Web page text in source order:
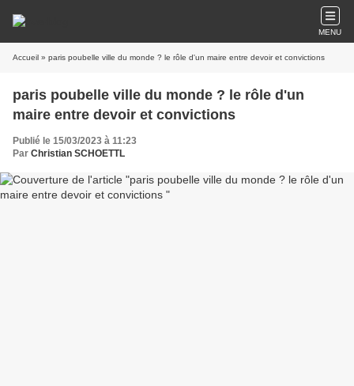
MENU
Accueil » paris poubelle ville du monde ? le rôle d'un maire entre devoir et convictions
paris poubelle ville du monde ? le rôle d'un
maire entre devoir et convictions
Publié le 15/03/2023 à 11:23
Par Christian SCHOETTL